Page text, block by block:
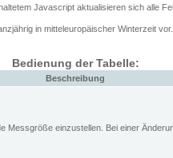
Javascript aktualisieren sich alle
in mitteleuropäischer Winterzeit vor.
Bedienung der Tabelle:
Beschreibung
Messgröße einzustellen. Bei einer